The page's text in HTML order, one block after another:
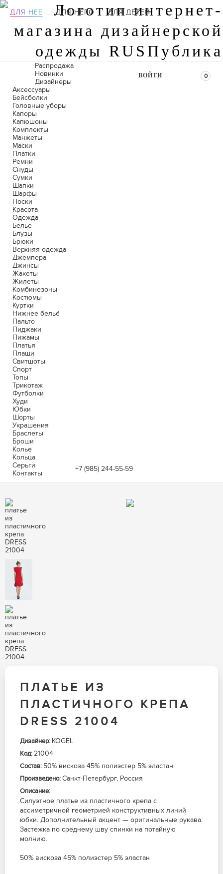
ДЛЯ НЕЕ ДЛЯ НЕГО ДЛЯ ДЕТЕЙ
0
ВОЙТИ
+7 (985) 244-55-59
Распродажа
Новинки
Дизайнеры
Аксессуары
Бейсболки
Головные уборы
Капоры
Капюшоны
Комплекты
Манжеты
Маски
Платки
Ремни
Снуды
Сумки
Шапки
Шарфы
Носки
Красота
Одежда
Белье
Блузы
Брюки
Верхняя одежда
Джемпера
Джинсы
Жакеты
Жилеты
Комбинезоны
Костюмы
Куртки
Нижнее бельё
Пальто
Пиджаки
Пижамы
Платья
Плащи
Свитшоты
Спорт
Топы
Трикотаж
Футболки
Худи
Юбки
Шорты
Украшения
Браслеты
Броши
Колье
Кольца
Серьги
Контакты
ПЛАТЬЕ ИЗ
ПЛАСТИЧНОГО КРЕПА
DRESS 21004
Дизайнер: KOGEL
Код:21004
Состав: 50% вискоза 45% полиэстер 5% эластан
Произведено:Санкт-Петербург, Россия
Описание:
Силуэтное платье из пластичного крепа с
ассиметричной геометрией конструктивных линий
юбки. Дополнительный акцент — оригинальные рукава.
Застежка по среднему шву спинки на потайную
молнию.
50% вискоза 45% полиэстер 5% эластан